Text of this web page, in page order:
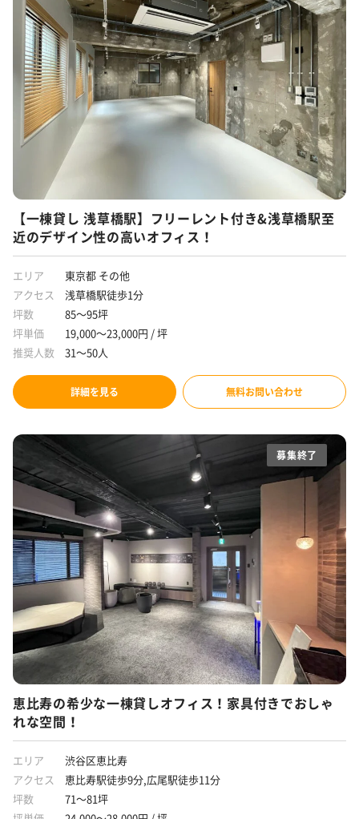
【一棟貸し 浅草橋駅】フリーレント付き&浅草橋駅至
近のデザイン性の高いオフィス！
エリア
東京都 その他
アクセス
浅草橋駅徒歩1分
坪数
85～95坪
坪単価
19,000～23,000円 / 坪
推奨人数
31～50人
詳細を見る 無料お問い合わせ
募集終了
恵比寿の希少な一棟貸しオフィス！家具付きでおしゃ
れな空間！
エリア
渋谷区恵比寿
アクセス
恵比寿駅徒歩9分,広尾駅徒歩11分
坪数
71～81坪